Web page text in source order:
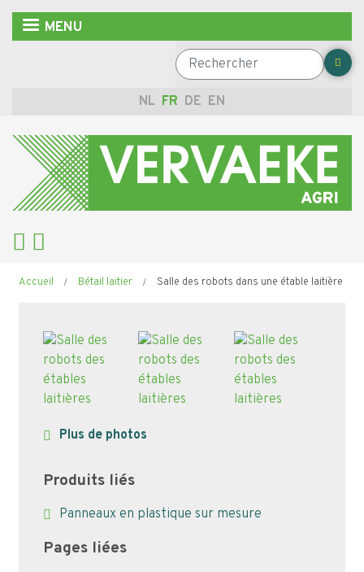
Aller
MENU
Rechercher
NL FR DE EN
Fil
Accueil Bétail laitier Salle des robots dans une étable laitière
Plus de photos
Produits liés
Panneaux en plastique sur mesure
Pages liées